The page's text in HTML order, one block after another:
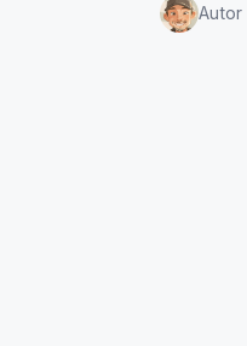
Autor